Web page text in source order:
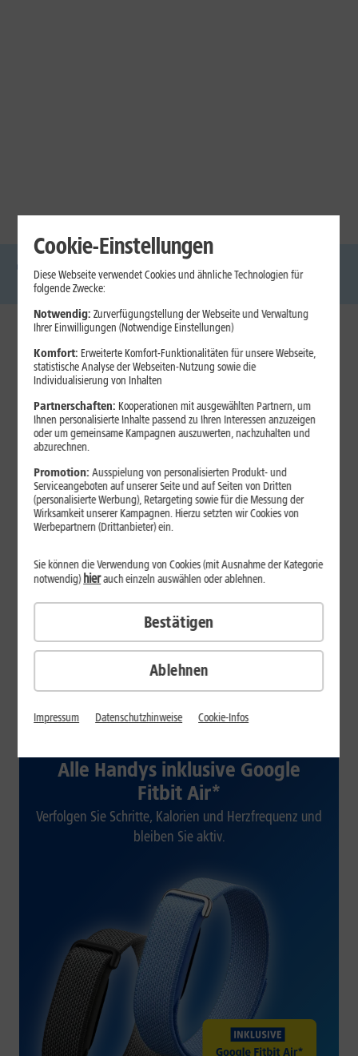
Glasfaser Internet Handys
Mobilfunk-
Laptops
1&1 Internet
Jetzt unterbrechungsfrei ins sehr gute Netz wechseln.
Ohne doppelte Kosten.*
ab 29,99
€/Monat*
Verfügbarkeit prüfen
Alle Handys inklusive Google
Fitbit Air*
Verfolgen Sie Schritte, Kalorien und Herzfrequenz und
bleiben Sie aktiv.
Cookie-Einstellungen
Diese Webseite verwendet Cookies und ähnliche Technologien für
folgende Zwecke:
Notwendig: Zurverfügungstellung der Webseite und Verwaltung
Ihrer Einwilligungen (Notwendige Einstellungen)
Komfort: Erweiterte Komfort-Funktionalitäten für unsere Webseite,
statistische Analyse der Webseiten-Nutzung sowie die
Individualisierung von Inhalten
Partnerschaften: Kooperationen mit ausgewählten Partnern, um
Ihnen personalisierte Inhalte passend zu Ihren Interessen anzuzeigen
oder um gemeinsame Kampagnen auszuwerten, nachzuhalten und
abzurechnen.
Promotion:Ausspielung von personalisierten Produkt- und
Serviceangeboten auf unserer Seite und auf Seiten von Dritten
(personalisierte Werbung), Retargeting sowie für die Messung der
Wirksamkeit unserer Kampagnen. Hierzu setzten wir Cookies von
Werbepartnern (Drittanbieter) ein.
Ablehnen
Sie können die Verwendung von Cookies (mit Ausnahme der Kategorie
notwendig)hierauch einzeln auswählen oder ablehnen.
Bestätigen
Impressum Datenschutzhinweise Cookie-Infos